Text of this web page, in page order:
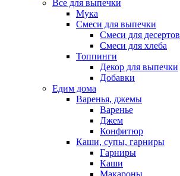
Все для выпечки
Мука
Смеси для выпечки
Смеси для десертов
Смеси для хлеба
Топпинги
Декор для выпечки
Добавки
Едим дома
Варенья, джемы
Варенье
Джем
Конфитюр
Каши, супы, гарниры
Гарниры
Каши
Макароны